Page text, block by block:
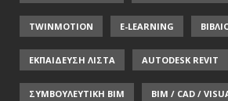
TWINMOTION E-LEARNING
ΕΚΠΑΙΔΕΥΣΗ ΛΙΣΤΑ AUTODESK REVIT
ΣΥΜΒΟΥΛΕΥΤΙΚΗ ΒΙΜ BIM / CAD /